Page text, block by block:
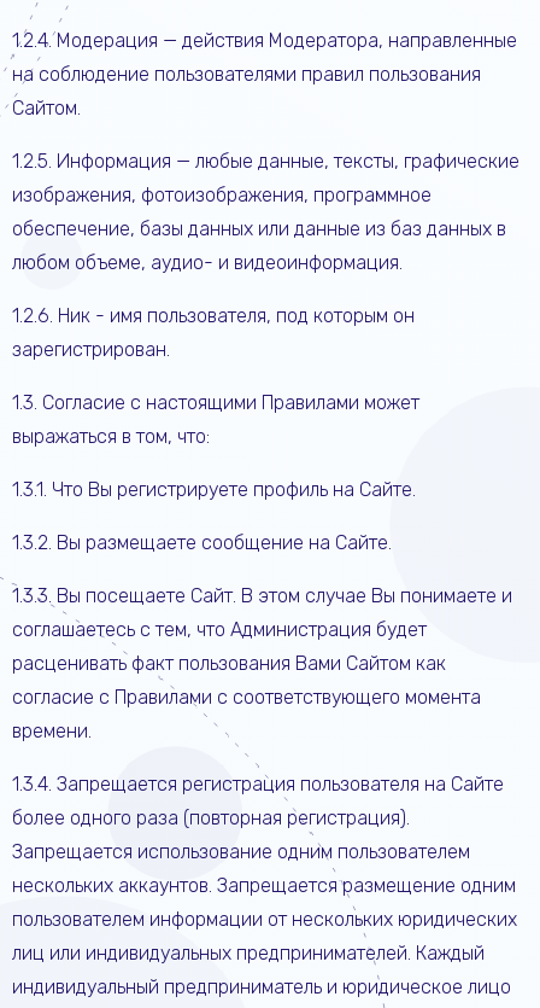
1.2.4. Модерация — действия Модератора, направленные
на соблюдение пользователями правил пользования
Сайтом.
1.2.5. Информация — любые данные, тексты, графические
изображения, фотоизображения, программное
обеспечение, базы данных или данные из баз данных в
любом объеме, аудио- и видеоинформация.
1.2.6. Ник - имя пользователя, под которым он
зарегистрирован.
1.3. Согласие с настоящими Правилами может
выражаться в том, что:
1.3.1. Что Вы регистрируете профиль на Сайте.
1.3.2. Вы размещаете сообщение на Сайте.
1.3.3. Вы посещаете Сайт. В этом случае Вы понимаете и
соглашаетесь с тем, что Администрация будет
расценивать факт пользования Вами Сайтом как
согласие с Правилами с соответствующего момента
времени.
1.3.4. Запрещается регистрация пользователя на Сайте
более одного раза (повторная регистрация).
Запрещается использование одним пользователем
нескольких аккаунтов. Запрещается размещение одним
пользователем информации от нескольких юридических
лиц или индивидуальных предпринимателей. Каждый
индивидуальный предприниматель и юридическое лицо